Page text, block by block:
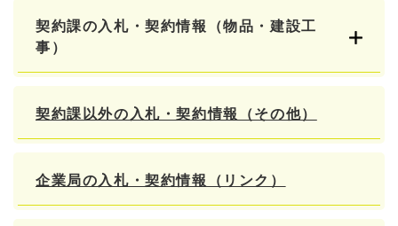
契約課の入札・契約情報（物品・建設工
事）
契約課以外の入札・契約情報（その他）
企業局の入札・契約情報（リンク）